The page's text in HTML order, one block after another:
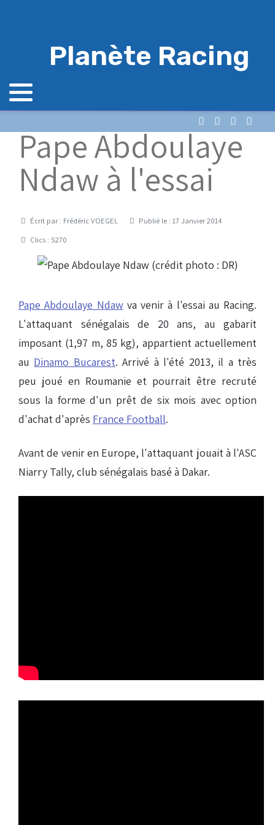
Planète Racing
Pape Abdoulaye
Ndaw à l'essai
DétailsÉcrit par : Frédéric VOEGEL
Publié le : 17 Janvier 2014
Clics : 5270
Pape Abdoulaye Ndawva venir à l'essai au Racing.
L'attaquant sénégalais de 20 ans, au gabarit
imposant (1,97 m, 85 kg), appartient actuellement
au Dinamo Bucarest. Arrivé à l'été 2013, il a très
peu joué en Roumanie et pourrait être recruté
sous la forme d'un prêt de six mois avec option
d'achat d'après France Football.
Avant de venir en Europe, l'attaquant jouait à l'ASC
Niarry Tally, club sénégalais basé à Dakar.